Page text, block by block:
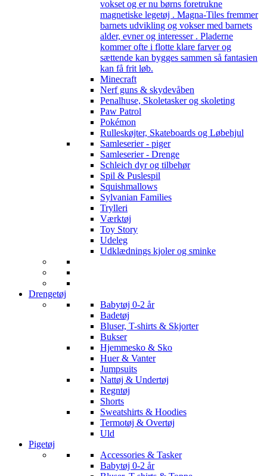
vokset og er nu børns foretrukne
magnetiske legetøj . Magna-Tiles fremmer
barnets udvikling og vokser med barnets
alder, evner og interesser . Pladerne
kommer ofte i flotte klare farver og
sættende kan bygges sammen så fantasien
kan få frit løb.
Minecraft
Nerf guns & skydevåben
Penalhuse, Skoletasker og skoleting
Paw Patrol
Pokémon
Rulleskøjter, Skateboards og Løbehjul
Samleserier - piger
Samleserier - Drenge
Schleich dyr og tilbehør
Spil & Puslespil
Squishmallows
Sylvanian Families
Trylleri
Værktøj
Toy Story
Udeleg
Udklædnings kjoler og sminke
Drengetøj
Babytøj 0-2 år
Badetøj
Bluser, T-shirts & Skjorter
Bukser
Hjemmesko & Sko
Huer & Vanter
Jumpsuits
Nattøj & Undertøj
Regntøj
Shorts
Sweatshirts & Hoodies
Termotøj & Overtøj
Uld
Pigetøj
Accessories & Tasker
Babytøj 0-2 år